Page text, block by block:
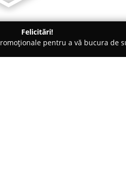
Felicitări!
pentru a vă bucura de